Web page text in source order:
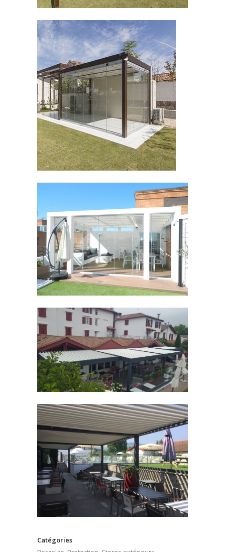
Catégories